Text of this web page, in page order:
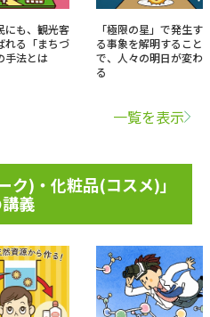
にも、観光客
れる「まちづ
手法とは
「極限の星」で発生す
る事象を解明すること
で、人々の明日が変わ
る
一覧を表示
ク)・化粧品(コスメ)」
義